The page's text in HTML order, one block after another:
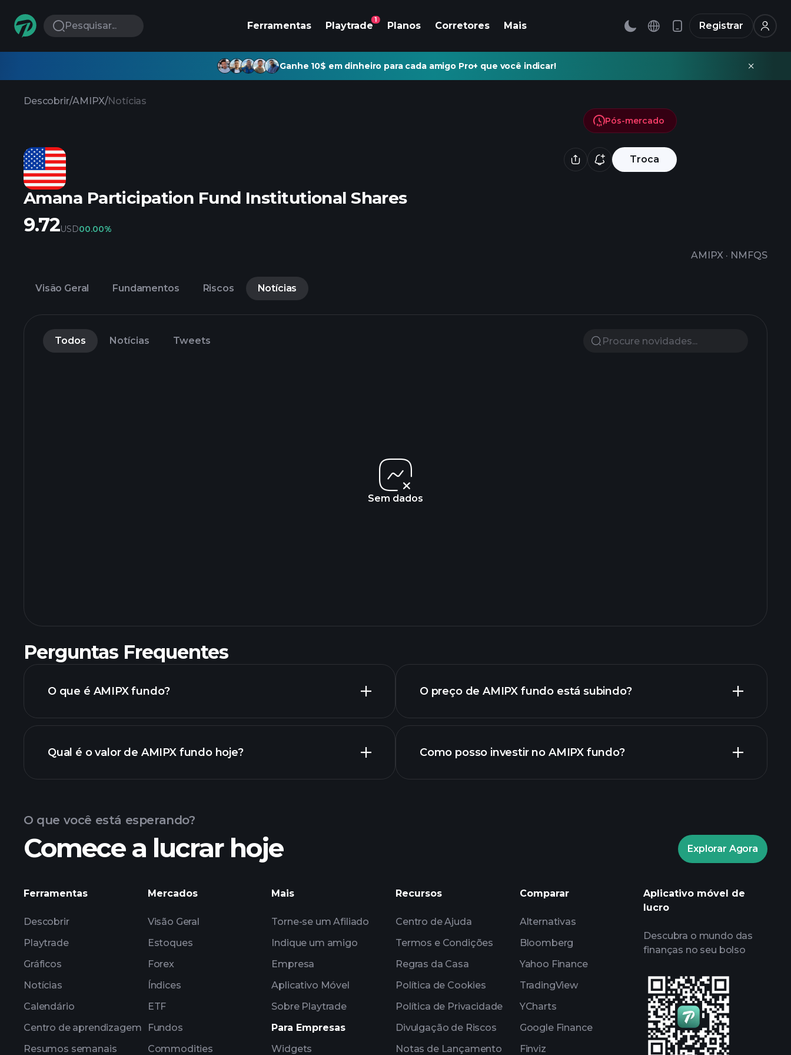
Pesquisar... Ferramentas Playtrade
1
Planos Corretores Mais Registrar
Ganhe 10$ em dinheiro para cada amigo Pro+ que você indicar!
Descobrir/AMIPX/Notícias
Troca
Amana Participation Fund Institutional Shares
AMIPX · NMFQS
Pós-mercado
9.72USD00.00%
Visão Geral Fundamentos Riscos Notícias
Todos Notícias Tweets
Sem dados
Perguntas Frequentes
O que é AMIPX fundo?
Qual é o valor de AMIPX fundo hoje?
gráfico avançado
O preço de AMIPX fundo está subindo?
gráfico de AMIPX fundo
Como posso investir no AMIPX fundo?
corretor recomendado
O que você está esperando?
Comece a lucrar hoje Explorar Agora
Ferramentas
Descobrir
Playtrade
Gráficos
Notícias
Calendário
Centro de aprendizagem
Resumos semanais
Mercados
Visão Geral
Estoques
Forex
Índices
ETF
Fundos
Commodities
Mais
Torne-se um Afiliado
Indique um amigo
Empresa
Aplicativo Móvel
Sobre Playtrade
Para Empresas
Widgets
Recursos
Centro de Ajuda
Termos e Condições
Regras da Casa
Política de Cookies
Política de Privacidade
Divulgação de Riscos
Notas de Lançamento
Comparar
Alternativas
Bloomberg
Yahoo Finance
TradingView
YCharts
Google Finance
Finviz
Aplicativo móvel de
lucro
Descubra o mundo das
finanças no seu bolso